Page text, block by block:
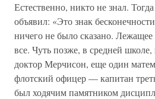
Естественно, никто не знал.
объявил: «Это знак
ничего не было сказано.
все. Чуть позже, в средней
доктор Мерчисон, еще один
флотский офицер — капитан
был ходячим памятником